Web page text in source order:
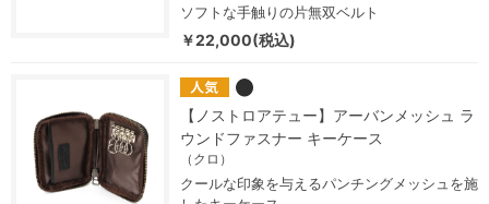
ソフトな手触りの片無双ベルト
￥22,000(税込)
【ノストロアテュー】アーバンメッシュ ラ
ウンドファスナー キーケース
（クロ）
クールな印象を与えるパンチングメッシュを施